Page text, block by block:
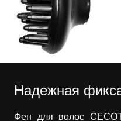
Надежная
Фен для волос